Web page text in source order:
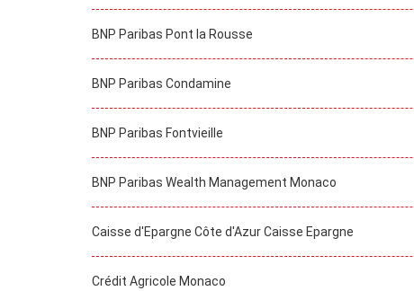
BNP Paribas Pont la Rousse
BNP Paribas Condamine
BNP Paribas Fontvieille
BNP Paribas Wealth Management Monaco
Caisse d'Epargne Côte d'Azur Caisse Epargne
Crédit Agricole Monaco